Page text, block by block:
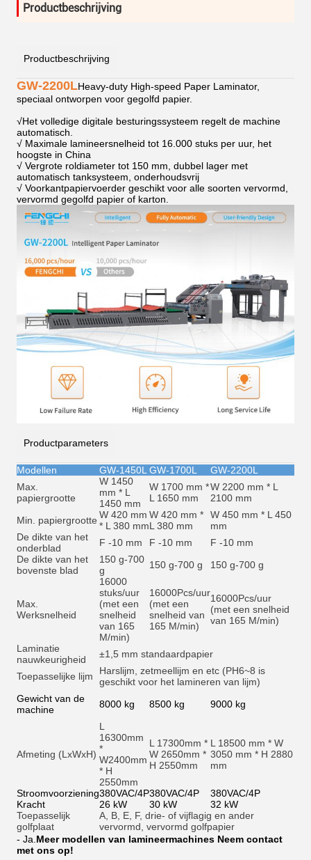
Productbeschrijving
Productbeschrijving
GW-2200LHeavy-duty High-speed Paper Laminator,
speciaal ontworpen voor gegolfd papier.
√Het volledige digitale besturingssysteem regelt de machine
automatisch.
√ Maximale lamineersnelheid tot 16.000 stuks per uur, het
hoogste in China
√ Vergrote roldiameter tot 150 mm, dubbel lager met
automatisch tanksysteem, onderhoudsvrij
√ Voorkantpapiervoerder geschikt voor alle soorten vervormd,
vervormd gegolfd papier of karton.
Productparameters
Modellen GW-1450L GW-1700L
GW-2200L
Max.
papiergrootte
W 1450
mm * L
1450 mm
W 1700 mm *
L 1650 mm
W 2200 mm * L
2100 mm
Min. papiergrootte W 420 mm
* L 380 mm
W 420 mm *
L 380 mm
W 450 mm * L 450
mm
De dikte van het
onderblad
F -10 mm F -10 mm
F -10 mm
De dikte van het
bovenste blad
150 g-700
g
150 g-700 g 150 g-700 g
Max.
Werksnelheid
16000
stuks/uur
(met een
snelheid
van 165
M/min)
16000Pcs/uur
(met een
snelheid van
165 M/min)
16000Pcs/uur
(met een snelheid
van 165 M/min)
Laminatie
nauwkeurigheid
±1,5 mm standaardpapier
Toepasselijke lijm
Harslijm, zetmeellijm en etc (PH6~8 is
geschikt voor het lamineren van lijm)
Gewicht van de
machine
8000 kg 8500 kg 9000 kg
Afmeting (LxWxH)
L
16300mm
*
W2400mm
* H
2550mm
L 17300mm *
W 2650mm *
H 2550mm
L 18500 mm * W
3050 mm * H 2880
mm
Stroomvoorziening380VAC/4P380VAC/4P
380VAC/4P
Kracht
26 kW 30 kW
32 kW
Toepasselijk
golfplaat
A, B, E, F, drie- of vijflagig en ander
vervormd, vervormd golfpapier
- Ja. Meer modellen van lamineermachines Neem contact
met ons op!